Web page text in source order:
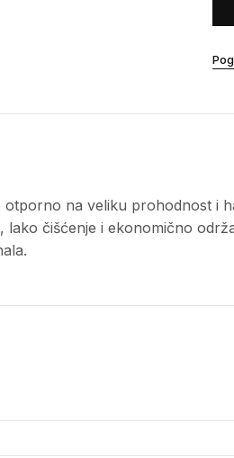
na veliku prohodnost i
čišćenje i ekonomično